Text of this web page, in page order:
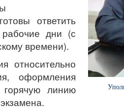
ответить
дни (с
времени).
относительно
оформления
горячую линию